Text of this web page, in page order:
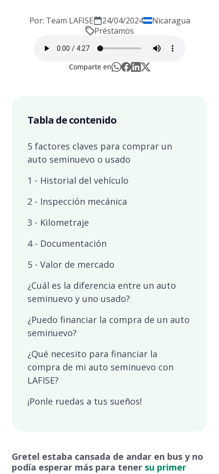
Por: Team LAFISE 24/04/2024
Nicaragua
Préstamos
Comparte en
Tabla de contenido
5 factores claves para comprar un
auto seminuevo o usado
1 - Historial del vehículo
2 - Inspección mecánica
3 - Kilometraje
4 - Documentación
5 - Valor de mercado
¿Cuál es la diferencia entre un auto
seminuevo y uno usado?
¿Puedo financiar la compra de un auto
seminuevo?
¿Qué necesito para financiar la
compra de mi auto seminuevo con
LAFISE?
¡Ponle ruedas a tus sueños!
Gretel estaba cansada de andar en bus y no
podía esperar más para tener su primer